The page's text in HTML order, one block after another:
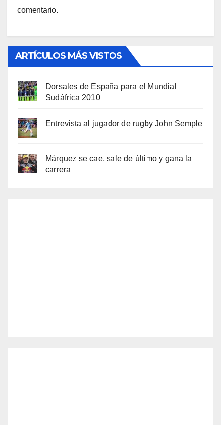
comentario.
ARTÍCULOS MÁS VISTOS
Dorsales de España para el Mundial
Sudáfrica 2010
Entrevista al jugador de rugby John Semple
Márquez se cae, sale de último y gana la
carrera